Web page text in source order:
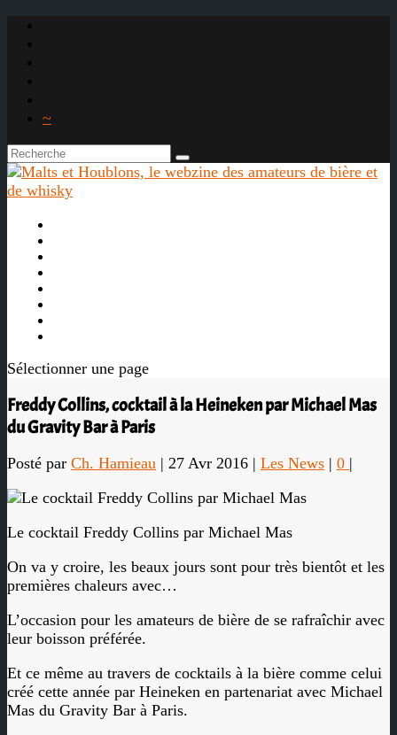
~
Sélectionner une page
Freddy Collins, cocktail à la Heineken par Michael Mas
du Gravity Bar à Paris
Posté par Ch. Hamieau | 27 Avr 2016 | Les News | 0 |
Le cocktail Freddy Collins par Michael Mas
On va y croire, les beaux jours sont pour très bientôt et les
premières chaleurs avec…
L’occasion pour les amateurs de bière de se rafraîchir avec
leur boisson préférée.
Et ce même au travers de cocktails à la bière comme celui
créé cette année par Heineken en partenariat avec Michael
Mas du Gravity Bar à Paris.